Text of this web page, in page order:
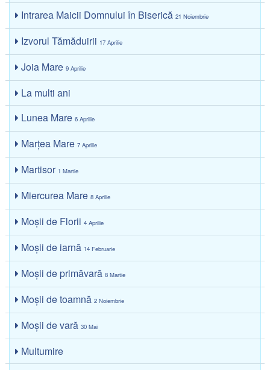
Intrarea Maicii Domnului în Biserică21 Noiembrie
Izvorul Tămăduirii 17 Aprilie
Joia Mare9 Aprilie
La multi ani
Lunea Mare6 Aprilie
Marțea Mare7 Aprilie
Martisor 1 Martie
Miercurea Mare8 Aprilie
Moșii de Florii4 Aprilie
Moșii de iarnă 14 Februarie
Moșii de primăvară8 Martie
Moșii de toamnă2 Noiembrie
Moșii de vară30 Mai
Multumire